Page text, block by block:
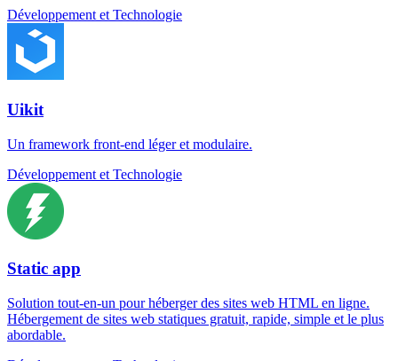
Développement et Technologie
Uikit
Un framework front-end léger et modulaire.
Développement et Technologie
Static app
Solution tout-en-un pour héberger des sites web HTML en ligne.
Hébergement de sites web statiques gratuit, rapide, simple et le plus
abordable.